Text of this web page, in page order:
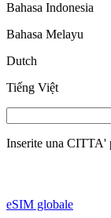
Bahasa Indonesia
Bahasa Melayu
Dutch
Tiếng Việt
Inserite una CITTA'
eSIM globale